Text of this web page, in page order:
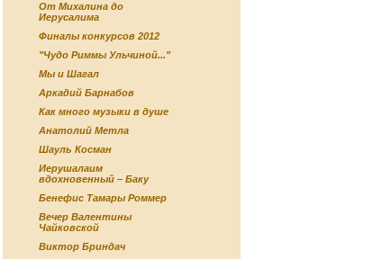
От Михалина до
Иерусалима
Финалы конкурсов 2012
"Чудо Риммы Ульчиной..."
Мы и Шагал
Аркадий Барнабов
Как много музыки в душе
Анатолий Метла
Шауль Косман
Иерушалаим
вдохновенный – Баку
Бенефис Тамары Роммер
Вечер Валентины
Чайковской
Виктор Бриндач